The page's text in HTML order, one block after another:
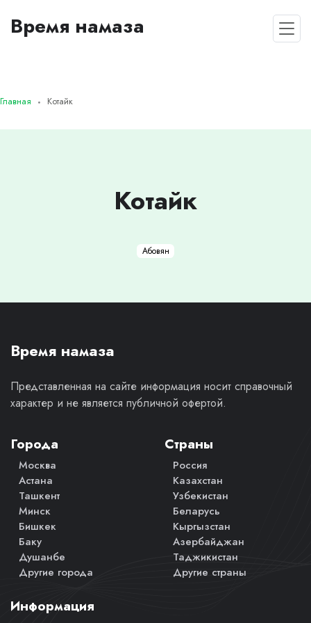
Время намаза
Главная Котайк
Котайк
Абовян
Время намаза
Представленная на сайте информация носит справочный
характер и не является публичной офертой.
Города
Москва
Астана
Ташкент
Минск
Бишкек
Баку
Душанбе
Другие города
Страны
Россия
Казахстан
Узбекистан
Беларусь
Кыргызстан
Азербайджан
Таджикистан
Другие страны
Информация